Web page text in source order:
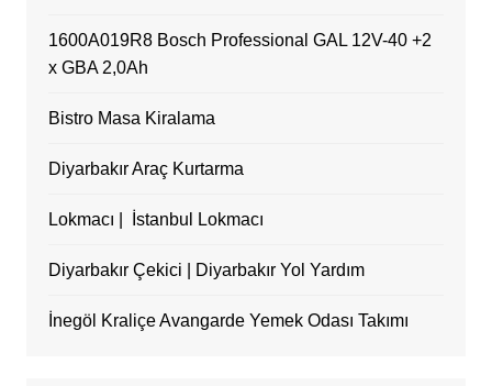
1600A019R8 Bosch Professional GAL 12V-40 +2
x GBA 2,0Ah
Bistro Masa Kiralama
Diyarbakır Araç Kurtarma
Lokmacı | İstanbul Lokmacı
Diyarbakır Çekici | Diyarbakır Yol Yardım
İnegöl Kraliçe Avangarde Yemek Odası Takımı